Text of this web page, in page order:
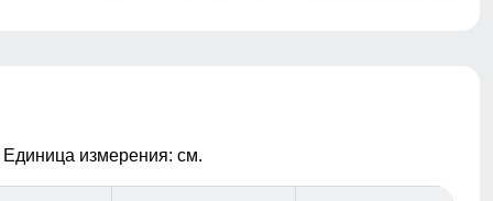
прорези на молнии дополнительно усиливают
удобство и свободу движений.
Единица измерения: см.